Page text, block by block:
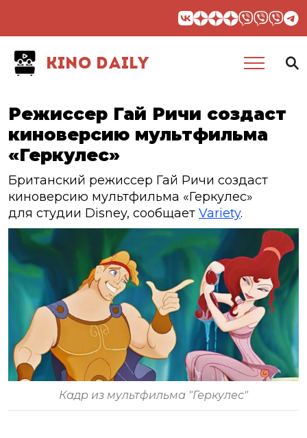
KINO DAILY
Режиссер Гай Ричи создаст
киноверсию мультфильма
«Геркулес»
Британский режиссер Гай Ричи создаст
киноверсию мультфильма «Геркулес»
для студии Disney, сообщает Variety.
Кадр из мультфильма "Геркулес"